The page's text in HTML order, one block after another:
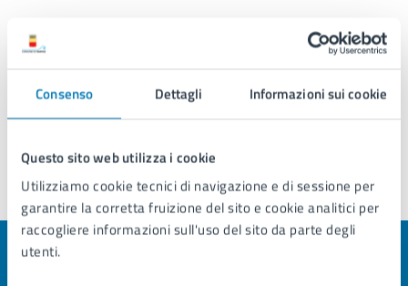
Consenso Dettagli Informazioni sui cookie
Questo sito web utilizza i cookie
Utilizziamo cookie tecnici di navigazione e di sessione per
garantire la corretta fruizione del sito e cookie analitici per
raccogliere informazioni sull'uso del sito da parte degli
utenti.
Ultimo aggiornamento:26/05/2025, 17:22